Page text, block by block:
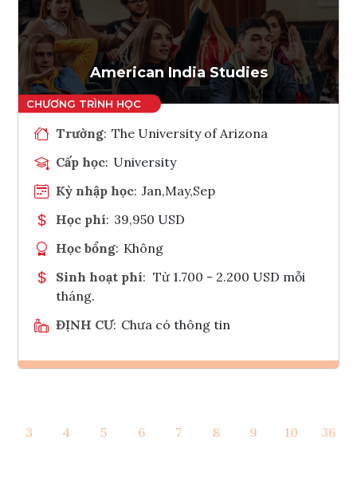
Ghi danh
Tham vấn Interlink
American India Studies
Trường: The University of Arizona
Cấp học: University
Kỳ nhập học: Jan,May,Sep
Học phí: 39,950 USD
Học bổng: Không
Sinh hoạt phí: Từ 1.700 - 2.200 USD mỗi
tháng.
ĐỊNH CƯ: Chưa có thông tin
Tham vấn Interlink
3 4 5 6 7 8 9 10 36